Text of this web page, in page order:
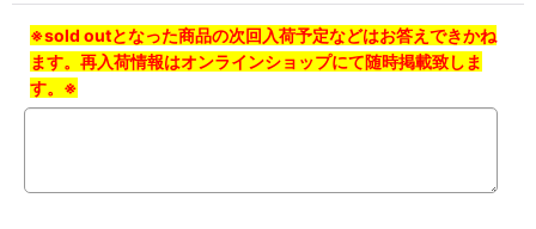
※sold outとなった商品の次回入荷予定などはお答えできかね
ます。再入荷情報はオンラインショップにて随時掲載致しま
す。※